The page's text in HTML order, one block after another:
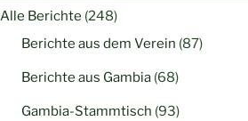
Alle Berichte (248)
Berichte aus dem Verein (87)
Berichte aus Gambia (68)
Gambia-Stammtisch (93)